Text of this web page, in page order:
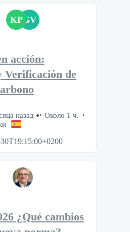
KPGV
acción:
Verificación de
назад
Около 1 ч.
¿Qué cambios